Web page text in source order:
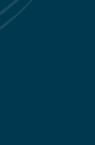
in
Hilfe digitaler